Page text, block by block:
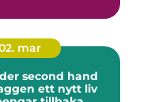
mar
second hand
ett nytt liv